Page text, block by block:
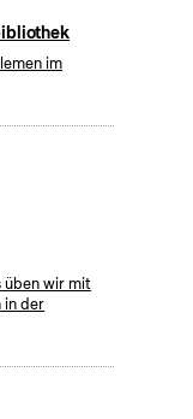
im
üben wir mit
in der